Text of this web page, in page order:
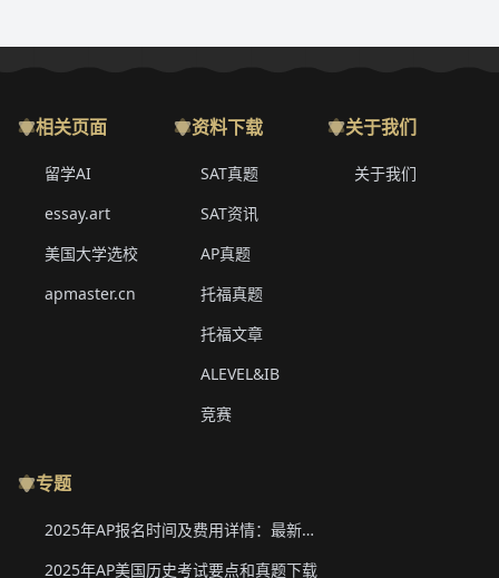
相关页面
留学AI
essay.art
美国大学选校
apmaster.cn
资料下载
SAT真题
SAT资讯
AP真题
托福真题
托福文章
ALEVEL&IB
竞赛
关于我们
关于我们
专题
2025年AP报名时间及费用详情：最新香港、韩国、新加坡二轮报名信息
2025年AP美国历史考试要点和真题下载